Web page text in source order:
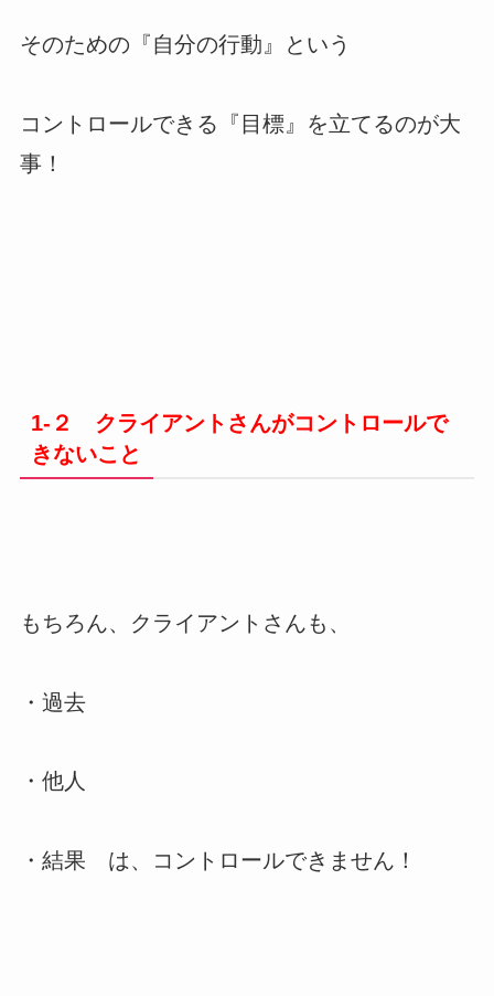
そのための『自分の行動』という
コントロールできる『目標』を立てるのが大
事！
1-２ クライアントさんがコントロールで
きないこと
もちろん、クライアントさんも、
・過去
・他人
・結果 は、コントロールできません！